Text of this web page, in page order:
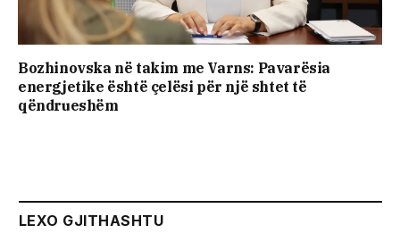
Bozhinovska në takim me Varns: Pavarësia
energjetike është çelësi për një shtet të
qëndrueshëm
LEXO GJITHASHTU